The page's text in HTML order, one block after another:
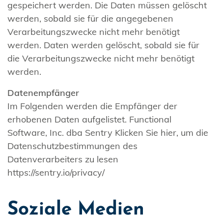
gespeichert werden. Die Daten müssen gelöscht
werden, sobald sie für die angegebenen
Verarbeitungszwecke nicht mehr benötigt
werden. Daten werden gelöscht, sobald sie für
die Verarbeitungszwecke nicht mehr benötigt
werden.
Datenempfänger
Im Folgenden werden die Empfänger der
erhobenen Daten aufgelistet. Functional
Software, Inc. dba Sentry Klicken Sie hier, um die
Datenschutzbestimmungen des
Datenverarbeiters zu lesen
https://sentry.io/privacy/
Soziale Medien